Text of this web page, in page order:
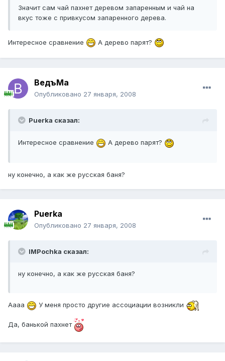
Значит сам чай пахнет деревом запаренным и чай на
вкус тоже с привкусом запаренного дерева.
Интересное сравнение А дерево парят?
ВедъМа
Опубликовано 27 января, 2008
Puerka сказал:
Интересное сравнение А дерево парят?
ну конечно, а как же русская баня?
Puerka
Опубликовано 27 января, 2008
IMPochka сказал:
ну конечно, а как же русская баня?
Аааа У меня просто другие ассоциации возникли
Да, банькой пахнет